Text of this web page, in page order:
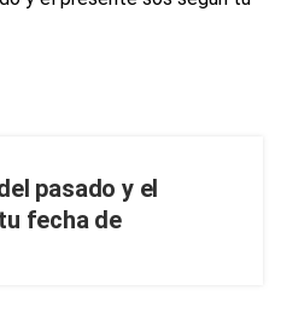
pasado y el
fecha de